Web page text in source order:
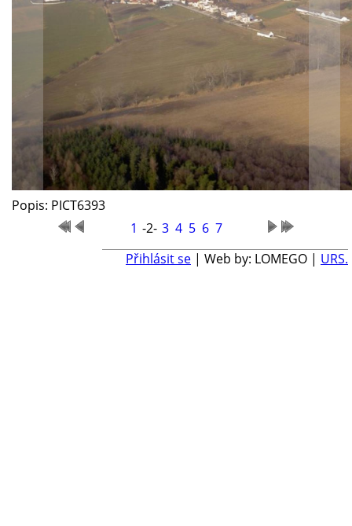
Popis: PICT6393
1 -2- 3 4 5 6 7
Přihlásit se | Web by: LOMEGO | URS.